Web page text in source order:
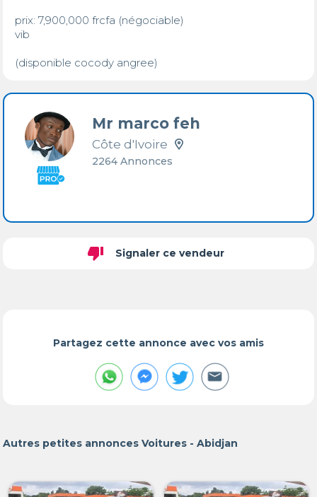
prix: 7,900,000 frcfa (négociable)
vib
(disponible cocody angree)
Mr marco feh
Côte d'Ivoire
2264 Annonces
thumb_down Signaler ce vendeur
Partagez cette annonce avec vos amis
Autres petites annonces Voitures - Abidjan